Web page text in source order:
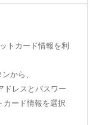
トカード情報を利
から、
ドレスとパスワー
カード情報を選択